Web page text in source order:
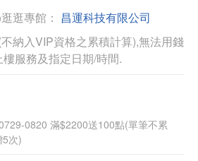
逛專館： 昌運科技有限公司
納入VIP資格之累積計算),無法用錢
服務及指定日期/時間.
0820 滿$2200送100點(單筆不累
5次)